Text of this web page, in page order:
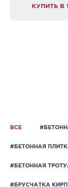
КУПИТЬ В
ВСЕ
#БЕТОННАЯ
#БЕТОННАЯ
#БРУСЧАТКА